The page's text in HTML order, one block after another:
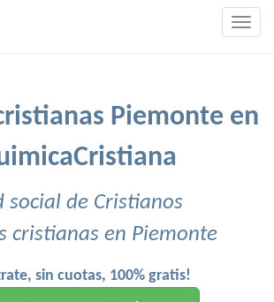
Piemonte en
social de Cristianos
cristianas en Piemonte
sin cuotas, 100% gratis!